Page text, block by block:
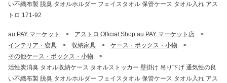
い不織布製 脱臭 タオルホルダー フェイスタオル 保管ケース タオル入れ アス
トロ 171-92
au PAY マーケット > アストロ Official Shop au PAY マーケット店
>
インテリア・寝具
> 収納家具 > ケース・ボックス・小物
>
その他ケース・ボックス・小物
>
活性炭消臭 タオル収納ケース タオルストッカー 壁掛け 吊り下げ 通気性の良
い不織布製 脱臭 タオルホルダー フェイスタオル 保管ケース タオル入れ アス